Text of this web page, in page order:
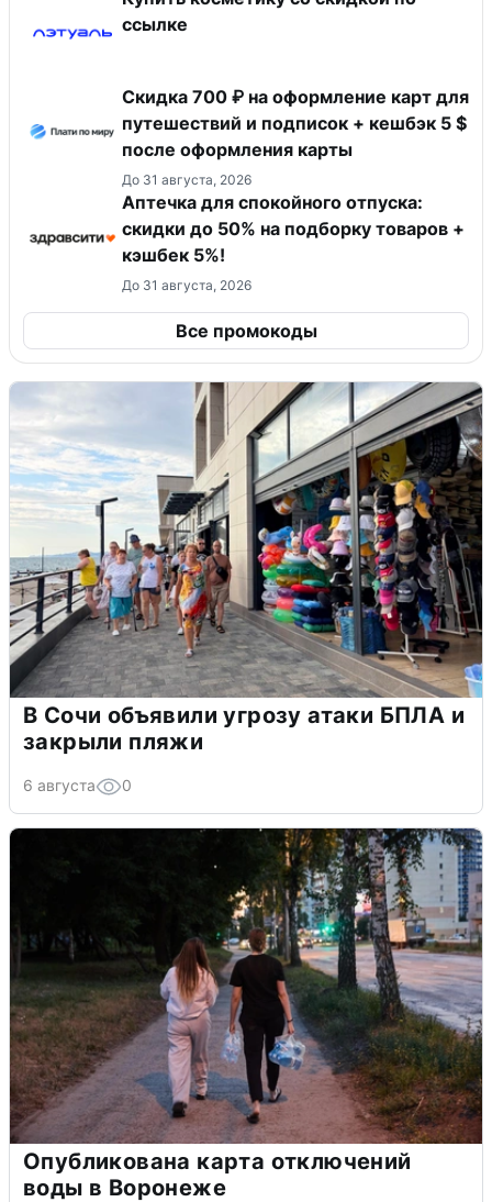
ссылке
Скидка 700 ₽ на оформление карт для
путешествий и подписок + кешбэк 5 $
после оформления карты
До 31 августа, 2026
Аптечка для спокойного отпуска:
скидки до 50% на подборку товаров +
кэшбек 5%!
До 31 августа, 2026
Все промокоды
В Сочи объявили угрозу атаки БПЛА и
закрыли пляжи
6 августа 0
Опубликована карта отключений
воды в Воронеже